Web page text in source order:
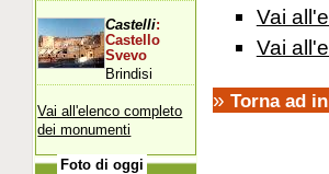
Vai
Vai
» Torna ad
Castelli:
Castello
Svevo
Brindisi
Vai all'elenco completo
dei monumenti
Foto di oggi